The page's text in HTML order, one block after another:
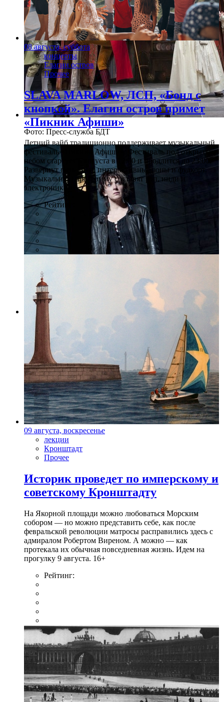
Фото: Пресс-служба БДТ
Фото: Пресс-служба БДТ
08 августа, суббота
концерты
Елагин остров
Прочее
SLAVA MARLOW, ЛСП, «Бонд с
кнопкой». Елагин остров примет
«Пикник Афиши»
Летний вайб традиционно поддерживает музыкальный
фестиваль «Пикник Афиши». Фестиваль под открытым
небом стартует 8 августа в 12:00 и продлится до 23:00.
Развернут пять сцен, интерактивные зоны и фудкорт.
Музыкальную программу составят рэп, инди и
электроника. 0+
Рейтинг:
09 августа, воскресенье
лекции
Кронштадт
Прочее
Историк проведет по имперскому и
советскому Кронштадту
На Якорной площади можно любоваться Морским
собором — но можно представить себе, как после
февральской революции матросы расправились здесь с
адмиралом Робертом Виреном. А можно — как
протекала их обычная повседневная жизнь. Идем на
прогулку 9 августа. 16+
Рейтинг: